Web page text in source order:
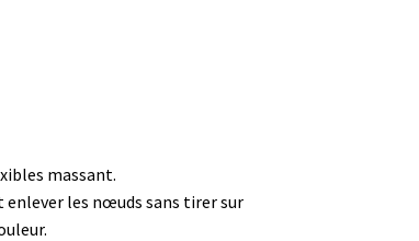
massant.
enlever les nœuds sans tirer sur